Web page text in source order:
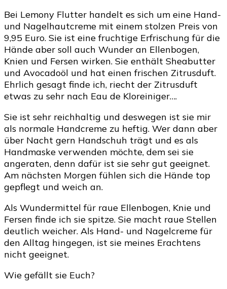
Bei Lemony Flutter handelt es sich um eine Hand-
und Nagelhautcreme mit einem stolzen Preis von
9,95 Euro. Sie ist eine fruchtige Erfrischung für die
Hände aber soll auch Wunder an Ellenbogen,
Knien und Fersen wirken. Sie enthält Sheabutter
und Avocadoöl und hat einen frischen Zitrusduft.
Ehrlich gesagt finde ich, riecht der Zitrusduft
etwas zu sehr nach Eau de Kloreiniger….
Sie ist sehr reichhaltig und deswegen ist sie mir
als normale Handcreme zu heftig. Wer dann aber
über Nacht gern Handschuh trägt und es als
Handmaske verwenden möchte, dem sei sie
angeraten, denn dafür ist sie sehr gut geeignet.
Am nächsten Morgen fühlen sich die Hände top
gepflegt und weich an.
Als Wundermittel für raue Ellenbogen, Knie und
Fersen finde ich sie spitze. Sie macht raue Stellen
deutlich weicher. Als Hand- und Nagelcreme für
den Alltag hingegen, ist sie meines Erachtens
nicht geeignet.
Wie gefällt sie Euch?